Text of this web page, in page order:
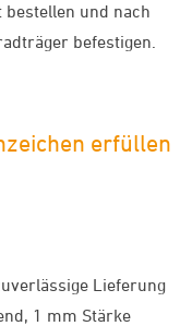
bestellen und nach
befestigen.
erfüllen
Lieferung
1 mm Stärke